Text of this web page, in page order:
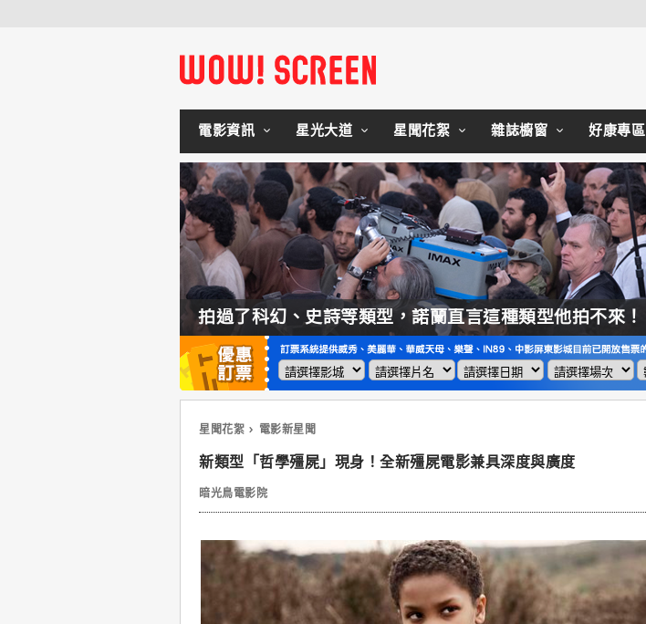
電影資訊 星光大道 星聞花絮 雜誌櫥窗 好康專區
拍過了科幻、史詩等類型，諾蘭直言這種類型他拍不來！
星聞花絮 電影新星聞
新類型「哲學殭屍」現身！全新殭屍電影兼具深度與廣度
暗光鳥電影院